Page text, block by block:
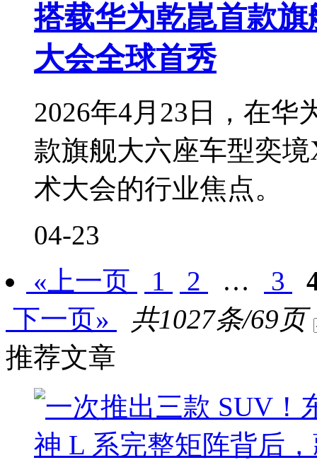
搭载华为乾崑首款
大会全球首秀
2026年4月23日，在华
款旗舰大六座车型奕
术大会的行业焦点。
04-23
«上一页
1 2 … 3
下一页»
共1027条/69页
推荐文章